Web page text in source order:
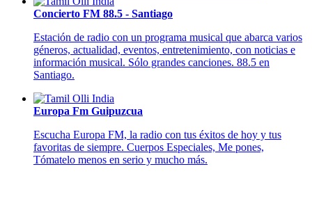
Concierto FM 88.5 - Santiago
Estación de radio con un programa musical que abarca varios
géneros, actualidad, eventos, entretenimiento, con noticias e
información musical. Sólo grandes canciones. 88.5 en
Santiago.
Europa Fm Guipuzcua
Escucha Europa FM, la radio con tus éxitos de hoy y tus
favoritas de siempre. Cuerpos Especiales, Me pones,
Tómatelo menos en serio y mucho más.